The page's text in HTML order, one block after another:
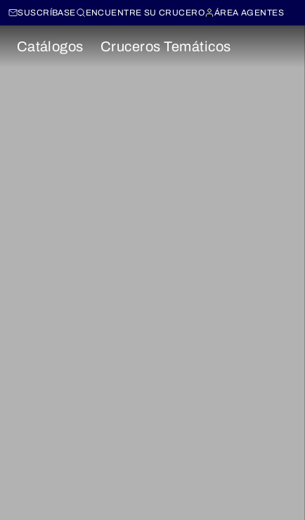
SUSCRÍBASE ENCUENTRE SU CRUCERO ÁREA AGENTES
Catálogos Cruceros Temáticos